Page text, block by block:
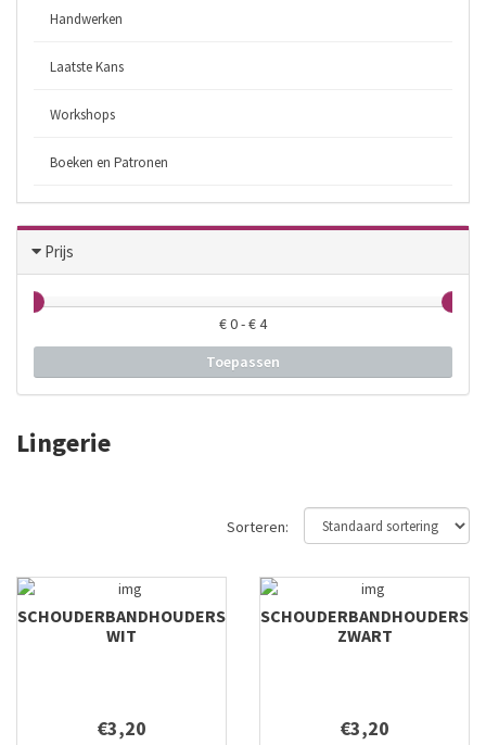
Handwerken
Laatste Kans
Workshops
Boeken en Patronen
Prijs
€0- €4
Toepassen
Lingerie
Sorteren:
SCHOUDERBANDHOUDERS
WIT
€3,20
SCHOUDERBANDHOUDERS
ZWART
€3,20